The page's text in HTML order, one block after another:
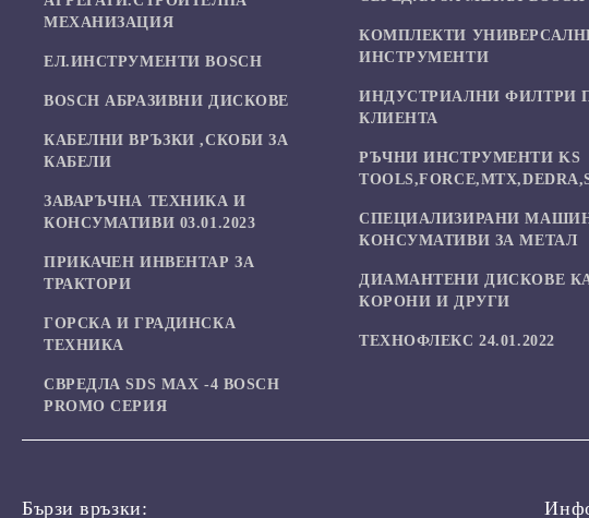
МЕХАНИЗАЦИЯ
ЕЛ.ИНСТРУМЕНТИ BOSCH
BOSCH АБРАЗИВНИ ДИСКОВЕ
КАБЕЛНИ ВРЪЗКИ ,СКОБИ ЗА
КАБЕЛИ
ЗАВАРЪЧНА ТЕХНИКА И
КОНСУМАТИВИ 03.01.2023
ПРИКАЧЕН ИНВЕНТАР ЗА
ТРАКТОРИ
ГОРСКА И ГРАДИНСКА
ТЕХНИКА
СВРЕДЛА SDS MAX -4 BOSCH
PROMO СЕРИЯ
КОМПЛЕКТИ
ИНСТРУМЕНТИ
ИНДУСТРИАЛНИ ФИЛТРИ
КЛИЕНТА
РЪЧНИ ИНСТРУМЕНТИ KS
СПЕЦИАЛИЗИРАНИ
КОНСУМАТИВИ ЗА МЕТАЛ
ДИАМАНТЕНИ ДИСКОВЕ
КОРОНИ И ДРУГИ
ТЕХНОФЛЕКС 24.01.2022
Бързи връзки: